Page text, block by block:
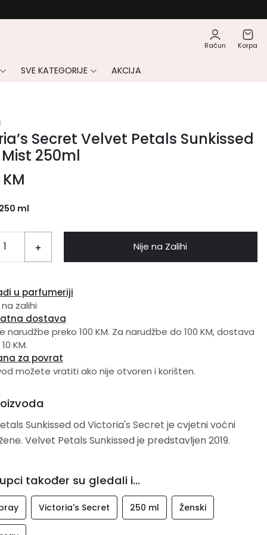
Račun Korpa
SVE KATEGORIJE AKCIJA
Secret Velvet Petals Sunkissed
250ml
KM
ml
+ Nije na Zalihi
u parfumeriji
zalihi
dostava
narudžbe preko 100 KM. Za narudžbe do 100 KM, dostava
KM.
za povrat
možete vratiti ako nije otvoren i korišten.
Sunkissed od Victoria's Secret je cvjetni voćni
Velvet Petals Sunkissed je predstavljen 2019.
također su gledali i...
Victoria's Secret 250 ml Ženski